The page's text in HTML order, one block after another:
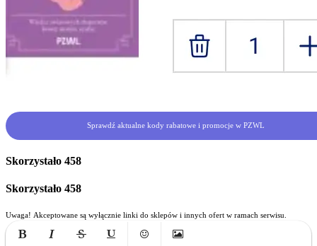
Sprawdź aktualne kody rabatowe i promocje w PZWL
Skorzystało 458
Skorzystało 458
Uwaga! Akceptowane są wyłącznie linki do sklepów i innych ofert w ramach serwisu.